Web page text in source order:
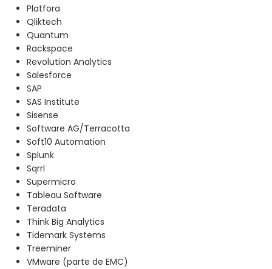
Platfora
Qliktech
Quantum
Rackspace
Revolution Analytics
Salesforce
SAP
SAS Institute
Sisense
Software AG/Terracotta
Soft10 Automation
Splunk
Sqrrl
Supermicro
Tableau Software
Teradata
Think Big Analytics
Tidemark Systems
Treeminer
VMware (parte de EMC)